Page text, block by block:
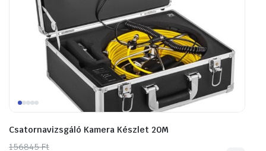
Csatornavizsgáló Kamera Készlet 20M
156845Ft
Original
Current